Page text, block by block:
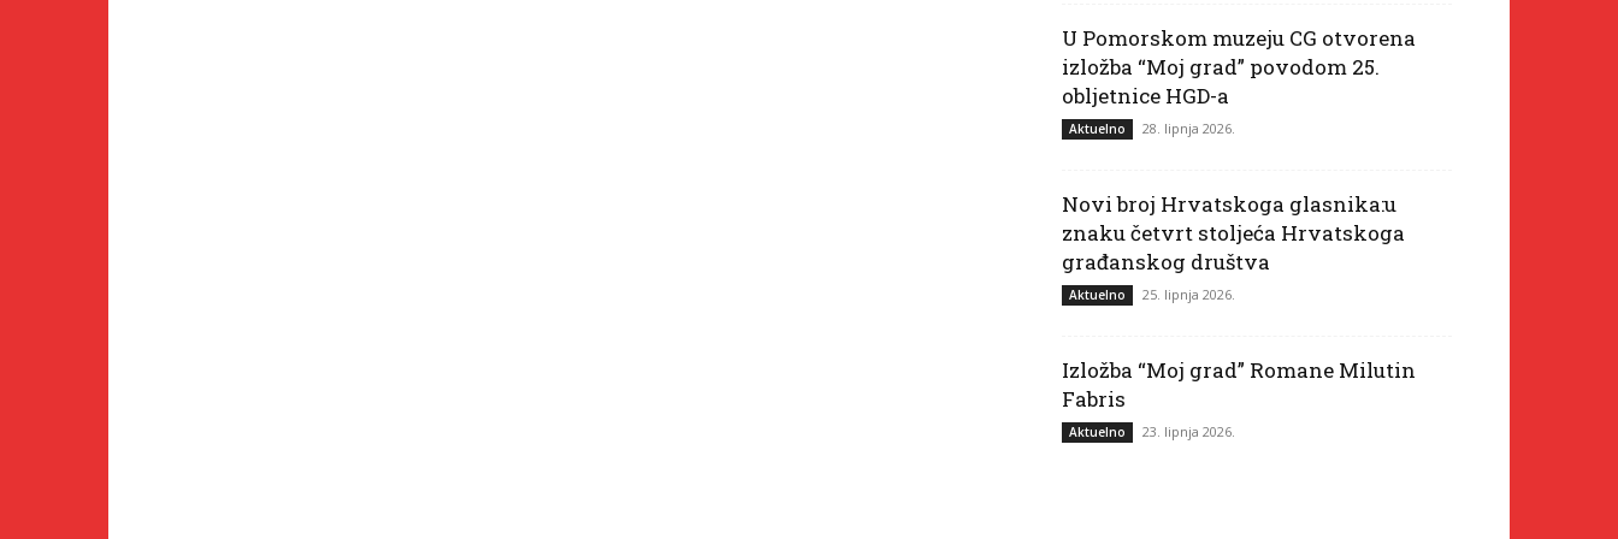
U Pomorskom muzeju CG otvorena
izložba “Moj grad” povodom 25.
obljetnice HGD-a
Aktuelno 28. lipnja 2026.
Novi broj Hrvatskoga glasnika:u
znaku četvrt stoljeća Hrvatskoga
građanskog društva
Aktuelno 25. lipnja 2026.
Izložba “Moj grad” Romane Milutin
Fabris
Aktuelno 23. lipnja 2026.